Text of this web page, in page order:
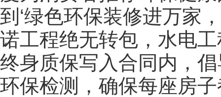
到‘绿色环保装修进万家
诺工程绝无转包，水电
终身质保写入合同内，
环保检测，确保每座房